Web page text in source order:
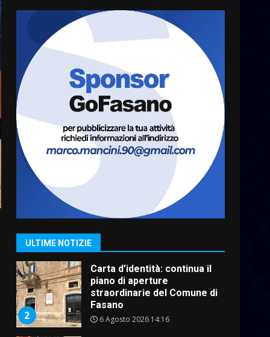
ULTIME NOTIZIE
5
escluso dal campionato
5 Agosto 2026 17:30
7
Truffatori in azione nelle
frazioni fasanesi
5 Agosto 2026 11:03
1
Fasanese ferito a colpi di
arma da fuoco
2
piano di aperture
straordinarie del Comune di
Fasano